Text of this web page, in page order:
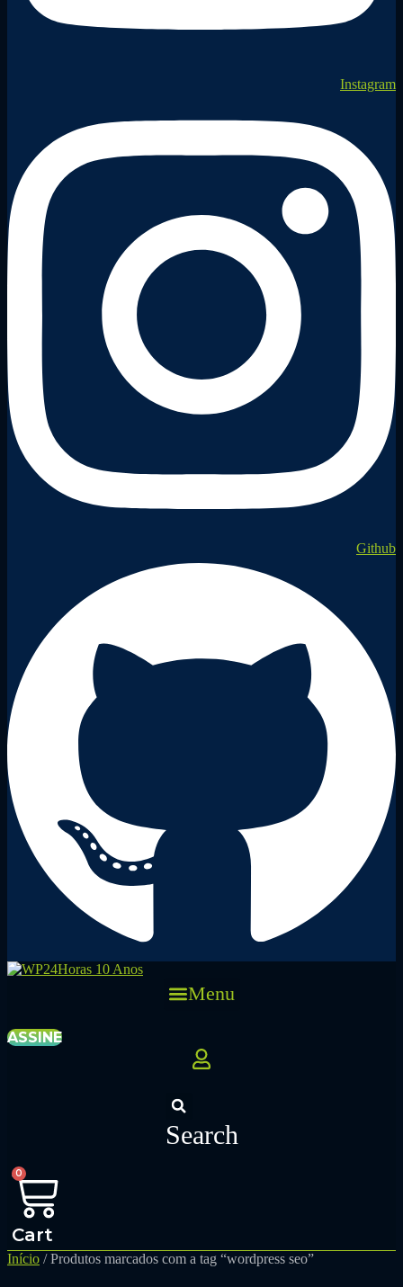
Instagram
Github
Menu
ASSINE
Search
0
Cart
Início / Produtos marcados com a tag “wordpress seo”